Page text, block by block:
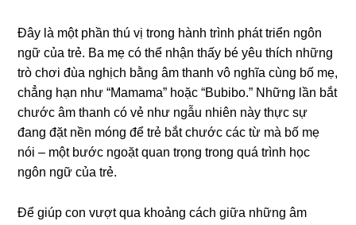
Đây là một phần thú vị trong hành trình phát triển ngôn
ngữ của trẻ. Ba mẹ có thể nhận thấy bé yêu thích những
trò chơi đùa nghịch bằng âm thanh vô nghĩa cùng bố mẹ,
chẳng hạn như “Mamama” hoặc “Bubibo.” Những lần bắt
chước âm thanh có vẻ như ngẫu nhiên này thực sự
đang đặt nền móng để trẻ bắt chước các từ mà bố mẹ
nói – một bước ngoặt quan trọng trong quá trình học
ngôn ngữ của trẻ.
Để giúp con vượt qua khoảng cách giữa những âm